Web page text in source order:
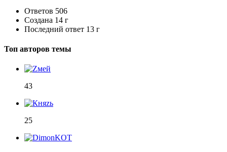
Ответов 506
Создана 14 г
Последний ответ 13 г
Топ авторов темы
43
25